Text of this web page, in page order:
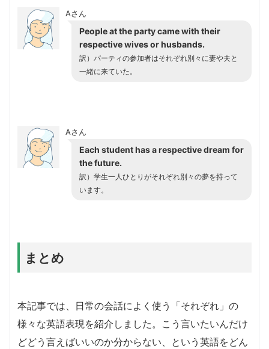
Aさん
People at the party came with their
respective wives or husbands.
訳）パーティの参加者はそれぞれ別々に妻や夫と
一緒に来ていた。
Aさん
Each student has a respective dream for
the future.
訳）学生一人ひとりがそれぞれ別々の夢を持って
います。
まとめ
本記事では、日常の会話によく使う「それぞれ」の
様々な英語表現を紹介しました。こう言いたいんだけ
どどう言えばいいのか分からない、という英語をどん